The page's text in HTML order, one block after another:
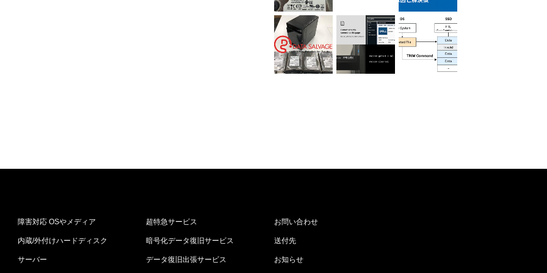
障害対応 OSやメディア
内蔵/外付けハードディスク
サーバー
超特急サービス
暗号化データ復旧サービス
データ復旧出張サービス
お問い合わせ
送付先
お知らせ